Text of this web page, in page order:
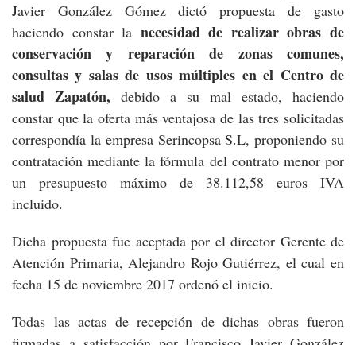
Javier González Gómez dictó propuesta de gasto
haciendo constar la necesidad de realizar obras de
conservación y reparación de zonas comunes,
consultas y salas de usos múltiples en el Centro de
salud Zapatón, debido a su mal estado, haciendo
constar que la oferta más ventajosa de las tres solicitadas
correspondía la empresa Serincopsa S.L, proponiendo su
contratación mediante la fórmula del contrato menor por
un presupuesto máximo de 38.112,58 euros IVA
incluido.
Dicha propuesta fue aceptada por el director Gerente de
Atención Primaria, Alejandro Rojo Gutiérrez, el cual en
fecha 15 de noviembre 2017 ordenó el inicio.
Todas las actas de recepción de dichas obras fueron